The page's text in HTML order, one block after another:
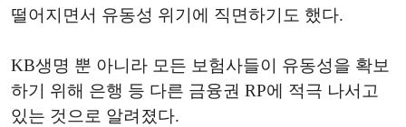
떨어지면서 유동성 위기에 직면하기도 했다.
KB생명 뿐 아니라 모든 보험사들이 유동성을 확보
하기 위해 은행 등 다른 금융권 RP에 적극 나서고
있는 것으로 알려졌다.